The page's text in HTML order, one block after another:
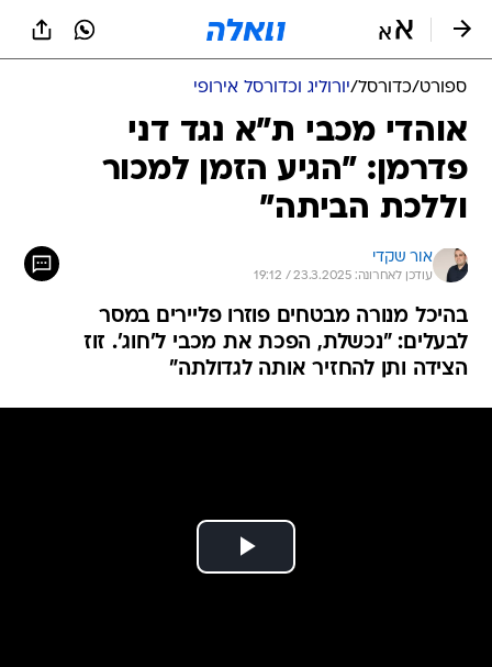
ספורט/כדורסל/יורוליג וכדורסל אירופי
אוהדי מכבי ת"א נגד דני
פדרמן: "הגיע הזמן למכור
וללכת הביתה"
אור שקדי
עודכן לאחרונה: 23.3.2025 / 19:12
בהיכל מנורה מבטחים פוזרו פליירים במסר
לבעלים: "נכשלת, הפכת את מכבי ל'חוג'. זוז
הצידה ותן להחזיר אותה לגדולתה"